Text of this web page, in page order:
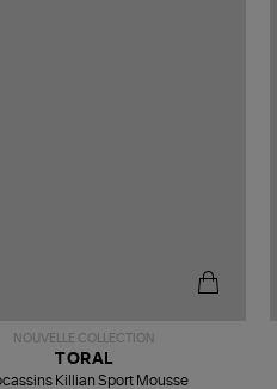
NOUVELLE COLLECTION
TORAL
Killian Sport Mousse